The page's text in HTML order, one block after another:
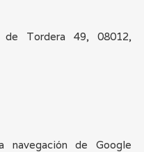
Tordera 49, 08012,
navegación de Google